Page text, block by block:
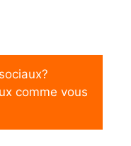
comme vous